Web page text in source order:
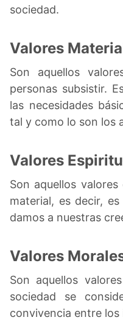
sociedad.
Valores
Son aquellos
personas subsistir.
las necesidades
tal y como lo son los
Valores
Son aquellos
material, es decir,
damos a nuestras
Valores
Son aquellos
sociedad se
convivencia entre los